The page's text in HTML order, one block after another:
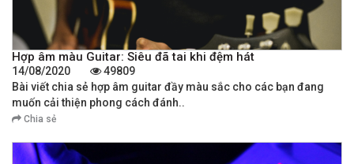
Hợp âm màu Guitar: Siêu đã tai khi đệm hát
14/08/2020
49809
Bài viết chia sẻ hợp âm guitar đầy màu sắc cho các bạn đang
muốn cải thiện phong cách đánh..
Chia sẻ